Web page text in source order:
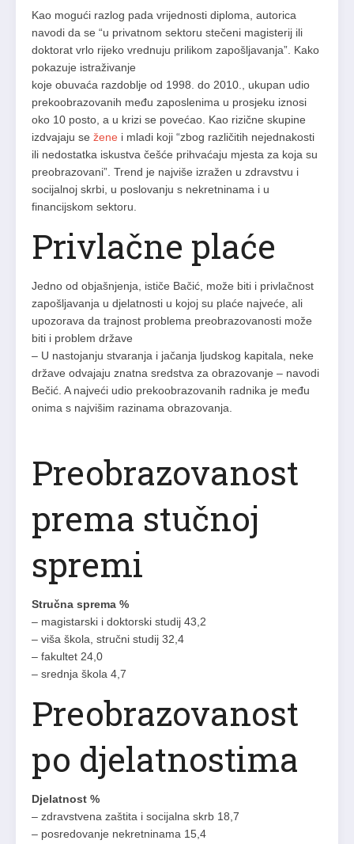
Kao mogući razlog pada vrijednosti diploma, autorica
navodi da se “u privatnom sektoru stečeni magisterij ili
doktorat vrlo rijeko vrednuju prilikom zapošljavanja”. Kako
pokazuje istraživanje
koje obuvaća razdoblje od 1998. do 2010., ukupan udio
prekoobrazovanih među zaposlenima u prosjeku iznosi
oko 10 posto, a u krizi se povećao. Kao rizične skupine
izdvajaju se žene i mladi koji “zbog različitih nejednakosti
ili nedostatka iskustva češće prihvaćaju mjesta za koja su
preobrazovani”. Trend je najviše izražen u zdravstvu i
socijalnoj skrbi, u poslovanju s nekretninama i u
financijskom sektoru.
Privlačne plaće
Jedno od objašnjenja, ističe Bačić, može biti i privlačnost
zapošljavanja u djelatnosti u kojoj su plaće najveće, ali
upozorava da trajnost problema preobrazovanosti može
biti i problem države
– U nastojanju stvaranja i jačanja ljudskog kapitala, neke
države odvajaju znatna sredstva za obrazovanje – navodi
Bečić. A najveći udio prekoobrazovanih radnika je među
onima s najvišim razinama obrazovanja.
Preobrazovanost
prema stučnoj
spremi
Stručna sprema %
– magistarski i doktorski studij 43,2
– viša škola, stručni studij 32,4
– fakultet 24,0
– srednja škola 4,7
Preobrazovanost
po djelatnostima
Djelatnost %
– zdravstvena zaštita i socijalna skrb 18,7
– posredovanje nekretninama 15,4